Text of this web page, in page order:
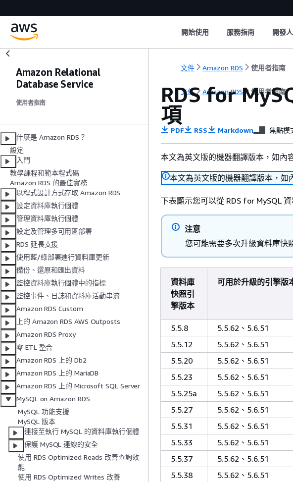
開始使用 服務指南 開發
Amazon Relational
Database Service
使用者指南
什麼是 Amazon RDS？
設定
入門
教學課程和範本程式碼
Amazon RDS 的最佳實務
以程式設計方式存取 Amazon RDS
設定資料庫執行個體
管理資料庫執行個體
設定及管理多可用區部署
RDS 延長支援
使用藍/綠部署進行資料庫更新
備份、還原和匯出資料
監控資料庫執行個體中的指標
監控事件、日誌和資料庫活動串流
Amazon RDS Custom
上的 Amazon RDS AWS Outposts
Amazon RDS Proxy
零 ETL 整合
Amazon RDS 上的 Db2
Amazon RDS 上的 MariaDB
Amazon RDS 上的 Microsoft SQL Server
MySQL on Amazon RDS
MySQL 功能支援
MySQL 版本
連接至執行 MySQL 的資料庫執行個體
保護 MySQL 連線的安全
使用 RDS Optimized Reads 改善查詢效
能
使用 RDS Optimized Writes 改善
文件 Amazon RDS 使用者指南
文件 Amazon RDS 使用者指南
RDS for
項
PDF RSS Markdown 焦點模
本文為英文版的機器翻譯版本，如內
本文為英文版的機器翻譯版本，如
下表顯示您可以從 RDS for MySQL
注意
您可能需要多次升級資料庫快
資料庫
快照引
擎版本
可用於升級的引擎版
5.5.8
5.5.62、5.6.51
5.5.12
5.5.62、5.6.51
5.5.20
5.5.62、5.6.51
5.5.23
5.5.62、5.6.51
5.5.25a
5.5.62、5.6.51
5.5.27
5.5.62、5.6.51
5.5.31
5.5.62、5.6.51
5.5.33
5.5.62、5.6.51
5.5.37
5.5.62、5.6.51
5.5.38
5.5.62、5.6.51